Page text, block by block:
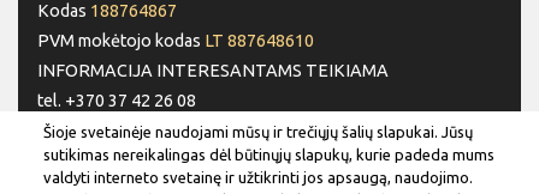
Kodas 188764867
PVM mokėtojo kodas LT 887648610
INFORMACIJA INTERESANTAMS TEIKIAMA
tel. +370 37 42 26 08
tel. +370 37 77 76 66
tel. +370 660 07000
Šioje svetainėje naudojami mūsų ir trečiųjų šalių slapukai. Jūsų
sutikimas nereikalingas dėl būtinųjų slapukų, kurie padeda mums
valdyti interneto svetainę ir užtikrinti jos apsaugą, naudojimo.